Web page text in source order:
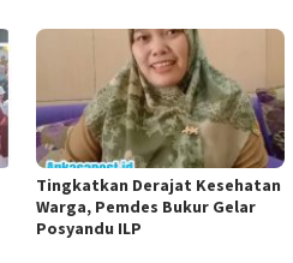
Tingkatkan Derajat Kesehatan
Warga, Pemdes Bukur Gelar
Posyandu ILP